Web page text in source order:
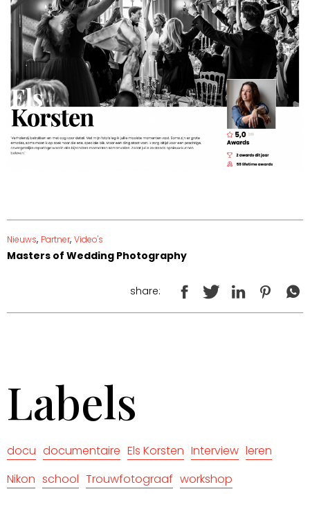
Nieuws, Partner, Video's
Masters of Wedding Photography
share:
Labels
docu documentaire Els Korsten Interview leren
Nikon school Trouwfotograaf workshop